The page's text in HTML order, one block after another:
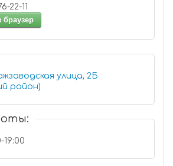
(3952) 76-22-11
браузер
улица, 2Б
район)
19:00